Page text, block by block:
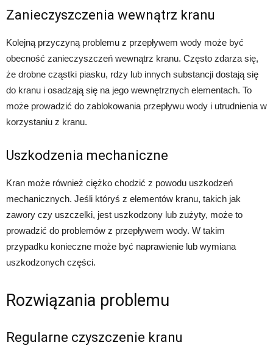
Zanieczyszczenia wewnątrz kranu
Kolejną przyczyną problemu z przepływem wody może być
obecność zanieczyszczeń wewnątrz kranu. Często zdarza się,
że drobne cząstki piasku, rdzy lub innych substancji dostają się
do kranu i osadzają się na jego wewnętrznych elementach. To
może prowadzić do zablokowania przepływu wody i utrudnienia w
korzystaniu z kranu.
Uszkodzenia mechaniczne
Kran może również ciężko chodzić z powodu uszkodzeń
mechanicznych. Jeśli któryś z elementów kranu, takich jak
zawory czy uszczelki, jest uszkodzony lub zużyty, może to
prowadzić do problemów z przepływem wody. W takim
przypadku konieczne może być naprawienie lub wymiana
uszkodzonych części.
Rozwiązania problemu
Regularne czyszczenie kranu